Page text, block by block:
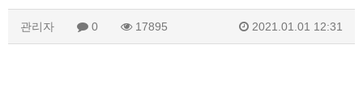
관리자 0 17895 2021.01.01 12:31